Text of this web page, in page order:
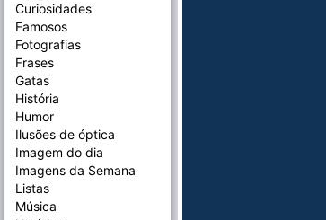
Curiosidades
Famosos
Fotografias
Frases
Gatas
História
Humor
Ilusões de óptica
Imagem do dia
Imagens da Semana
Listas
Música